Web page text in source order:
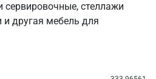
сервировочные, стеллажи
и другая мебель для